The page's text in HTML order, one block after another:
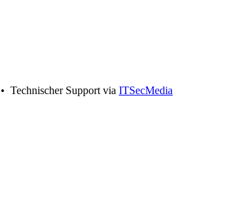
• Technischer Support via ITSecMedia